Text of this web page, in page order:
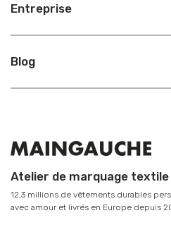
Entreprise
Blog
Atelier de marquage textile
12,3 millions de vêtements durables
avec amour et livrés en Europe depuis